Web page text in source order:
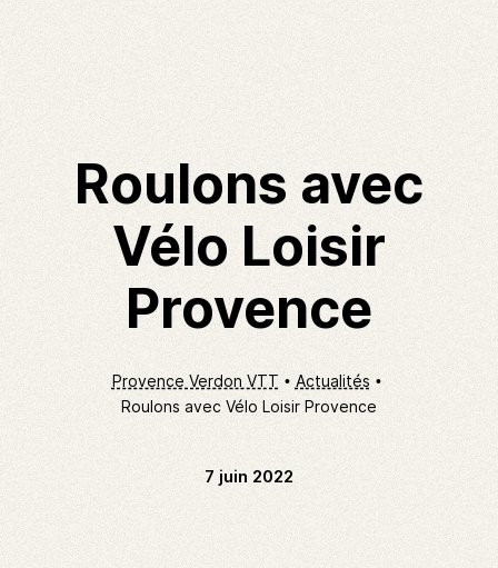
Roulons avec
Vélo Loisir
Provence
Provence Verdon VTT
Actualités
Roulons avec Vélo Loisir Provence
7 juin 2022